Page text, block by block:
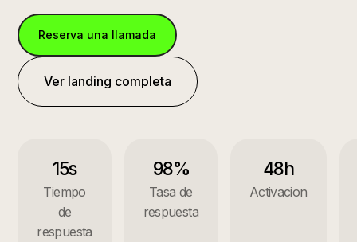
Reserva una llamada
Ver landing completa
15s
Tiempo
de
respuesta
98%
Tasa de
respuesta
48h
Activacion